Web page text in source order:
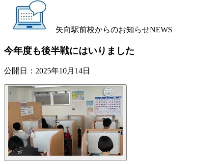
矢向駅前校からのお知らせNEWS
今年度も後半戦にはいりました
公開日： 2025年10月14日